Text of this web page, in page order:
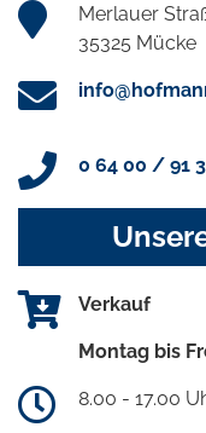
Merlauer
35325 Mücke
0 64 00 / 91
Verkauf
Montag bis
8.00 - 17.00